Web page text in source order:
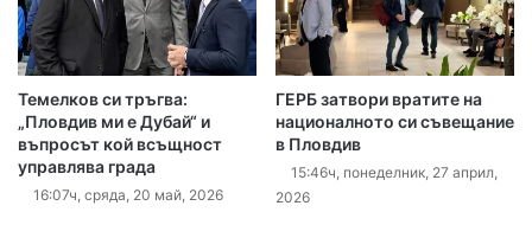
Темелков си тръгва:
„Пловдив ми е Дубай“ и
въпросът кой всъщност
управлява града
16:07ч, сряда, 20 май, 2026
ГЕРБ затвори вратите на
националното си съвещание
в Пловдив
15:46ч, понеделник, 27 април,
2026